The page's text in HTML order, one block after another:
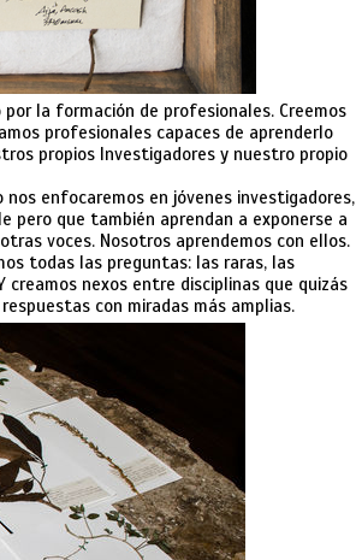
la formación de profesionales. Creemos
profesionales capaces de aprenderlo
propios Investigadores y nuestro propio
enfocaremos en jóvenes investigadores,
pero que también aprendan a exponerse a
voces. Nosotros aprendemos con ellos.
todas las preguntas: las raras, las
nexos entre disciplinas que quizás
con miradas más amplias.